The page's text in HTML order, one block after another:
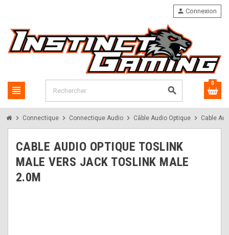
view_headline search
person Connexion
0
chevron_right Connectique chevron_right Connectique Audio chevron_right Câble Audio Optique chevron_right Cable
CABLE AUDIO OPTIQUE TOSLINK
MALE VERS JACK TOSLINK MALE
2.0M